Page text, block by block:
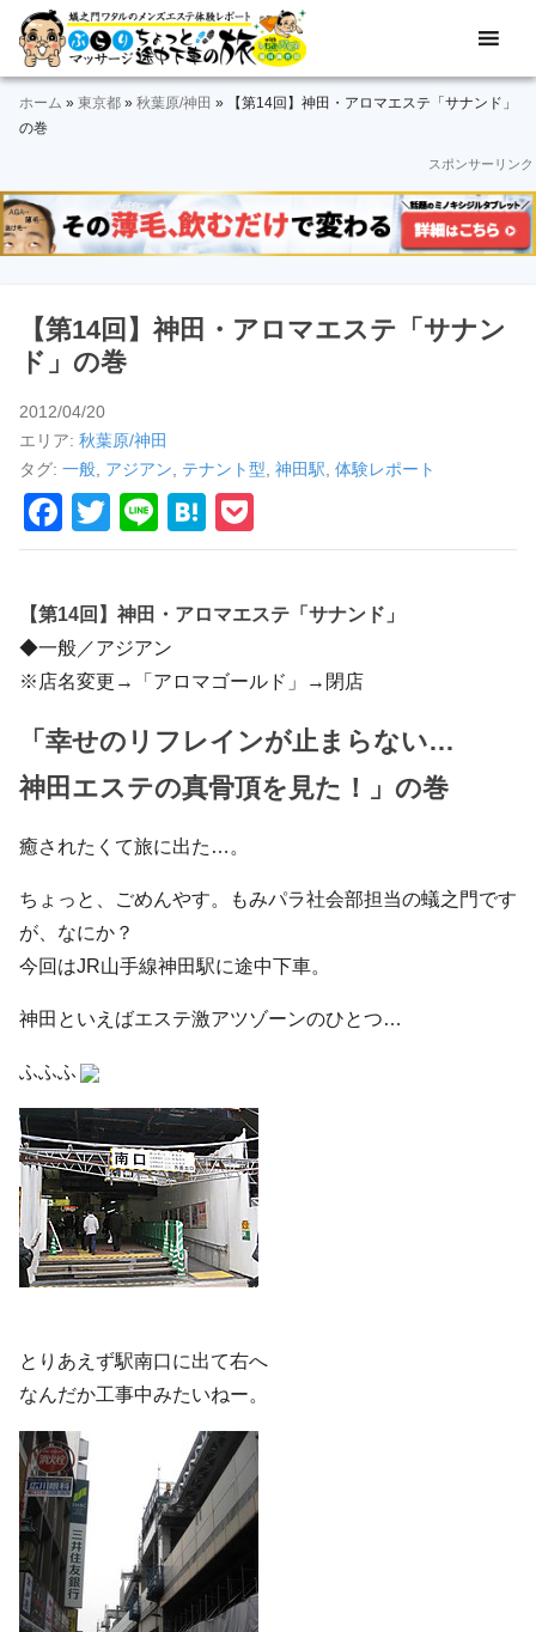
Skip
primary
navigation
Skip
main
content
Skip
primary
sidebar
Skip
secondary
sidebar
Skip
footer
ぶ
ら
ッ
サ
ー
中
下
車
旅
メ
ン
エ
験
レ
ポ
＆
ホーム » 東京都 » 秋葉原/神田 »
【第14回】神田・アロマエステ「サナンド」
の巻
スポンサーリンク
【第14回】神田・アロマエステ「サナン
ド」の巻
2012/04/20
エリア: 秋葉原/神田
タグ: 一般, アジアン, テナント型, 神田駅, 体験レポート
F
a
e
b
o
o
k
T
wi
er
Li
n
H
at
n
a
o
et
【第14回】神田・アロマエステ「サナンド」
◆一般／アジアン
※店名変更→「アロマゴールド」→閉店
「幸せのリフレインが止まらない…
神田エステの真骨頂を見た！」の巻
癒されたくて旅に出た…。
ちょっと、ごめんやす。もみパラ社会部担当の蟻之門です
が、なにか？
今回はJR山手線神田駅に途中下車。
神田といえばエステ激アツゾーンのひとつ…
ふふふ
とりあえず駅南口に出て右へ
なんだか工事中みたいねー。